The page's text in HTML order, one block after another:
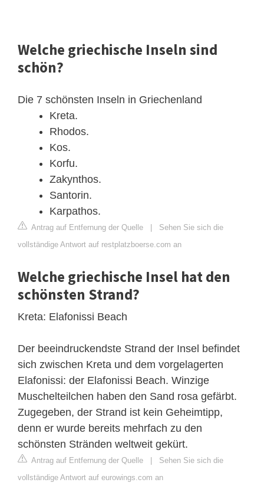
Welche griechische Inseln sind
schön?
Die 7 schönsten Inseln in Griechenland
Kreta.
Rhodos.
Kos.
Korfu.
Zakynthos.
Santorin.
Karpathos.
Antrag auf Entfernung der Quelle | Sehen Sie sich die
vollständige Antwort auf restplatzboerse.com an
Welche griechische Insel hat den
schönsten Strand?
Kreta: Elafonissi Beach
Der beeindruckendste Strand der Insel befindet
sich zwischen Kreta und dem vorgelagerten
Elafonissi: der Elafonissi Beach. Winzige
Muschelteilchen haben den Sand rosa gefärbt.
Zugegeben, der Strand ist kein Geheimtipp,
denn er wurde bereits mehrfach zu den
schönsten Stränden weltweit gekürt.
Antrag auf Entfernung der Quelle | Sehen Sie sich die
vollständige Antwort auf eurowings.com an